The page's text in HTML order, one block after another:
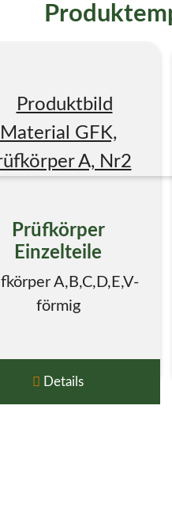
Prüfkörper
Einzelteile
A,B,C,D,E,V-
förmig
Details